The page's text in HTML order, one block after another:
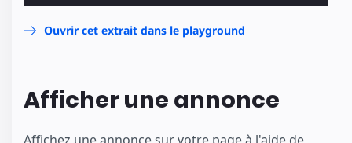
Ouvrir cet extrait dans le playground
Afficher une annonce